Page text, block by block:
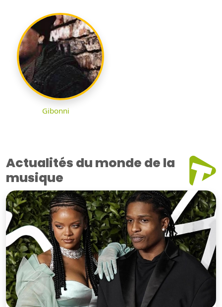
Gibonni
Actualités du monde de la
musique